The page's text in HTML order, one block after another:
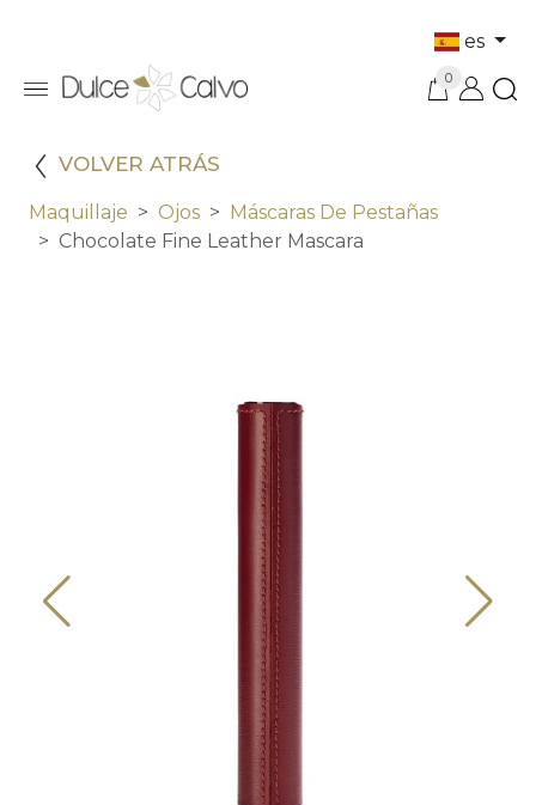
es
0
VOLVER ATRÁS
Maquillaje Ojos
Máscaras De Pestañas
Chocolate Fine Leather Mascara